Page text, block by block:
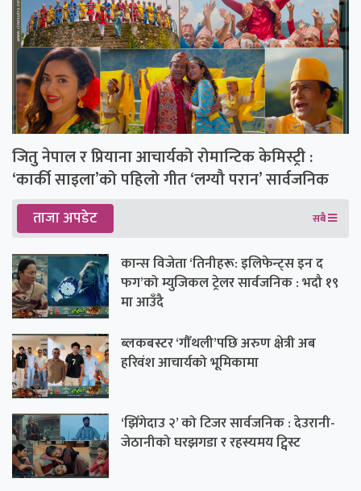
जितु नेपाल र प्रियाना आचार्यको रोमान्टिक केमिस्ट्री :
‘कार्की साइला’को पहिलो गीत ‘लग्यौ परान’ सार्वजनिक
ताजा अपडेट सबै
कान्स विजेता ‘तिनीहरू: इलिफेन्ट्स इन द
फग’को म्युजिकल ट्रेलर सार्वजनिक : भदौ १९
मा आउँदै
ब्लकबस्टर ‘गौँथली’पछि अरुण क्षेत्री अब
हरिवंश आचार्यको भूमिकामा
‘झिँगेदाउ २’ को टिजर सार्वजनिक : देउरानी-
जेठानीको घरझगडा र रहस्यमय ट्विस्ट